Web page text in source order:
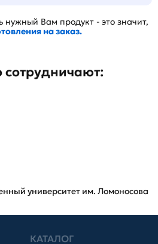
нужный Вам продукт - это значит,
на заказ.
университет им. Ломоносова
КАТАЛОГ